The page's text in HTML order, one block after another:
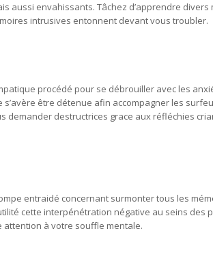
aussi envahissants. Tâchez d’apprendre divers
intrusives entonnent devant vous troubler.
procédé pour se débrouiller avec les
être détenue afin accompagner les
demander destructrices grace aux réfléchies
entraidé concernant surmonter tous les
cette interpénétration négative au seins des
à votre souffle mentale.